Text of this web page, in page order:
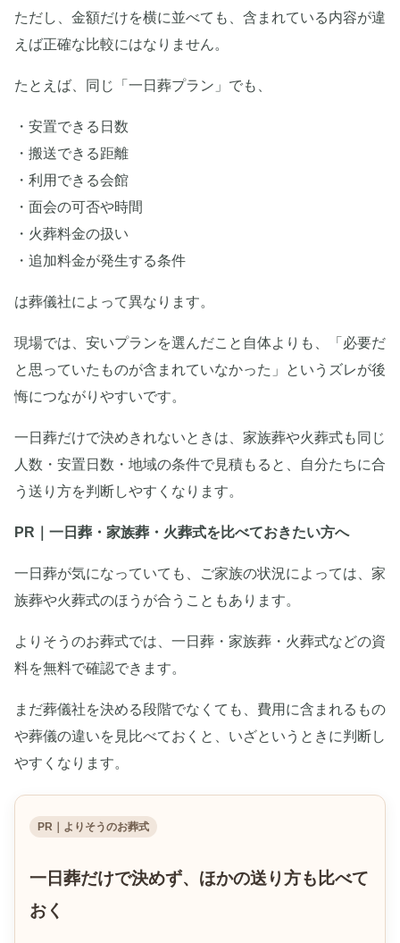
ただし、金額だけを横に並べても、含まれている内容が違
えば正確な比較にはなりません。
たとえば、同じ「一日葬プラン」でも、
・安置できる日数
・搬送できる距離
・利用できる会館
・面会の可否や時間
・火葬料金の扱い
・追加料金が発生する条件
は葬儀社によって異なります。
現場では、安いプランを選んだこと自体よりも、「必要だ
と思っていたものが含まれていなかった」というズレが後
悔につながりやすいです。
一日葬だけで決めきれないときは、家族葬や火葬式も同じ
人数・安置日数・地域の条件で見積もると、自分たちに合
う送り方を判断しやすくなります。
PR｜一日葬・家族葬・火葬式を比べておきたい方へ
一日葬が気になっていても、ご家族の状況によっては、家
族葬や火葬式のほうが合うこともあります。
よりそうのお葬式では、一日葬・家族葬・火葬式などの資
料を無料で確認できます。
まだ葬儀社を決める段階でなくても、費用に含まれるもの
や葬儀の違いを見比べておくと、いざというときに判断し
やすくなります。
PR｜よりそうのお葬式
一日葬だけで決めず、ほかの送り方も比べて
おく